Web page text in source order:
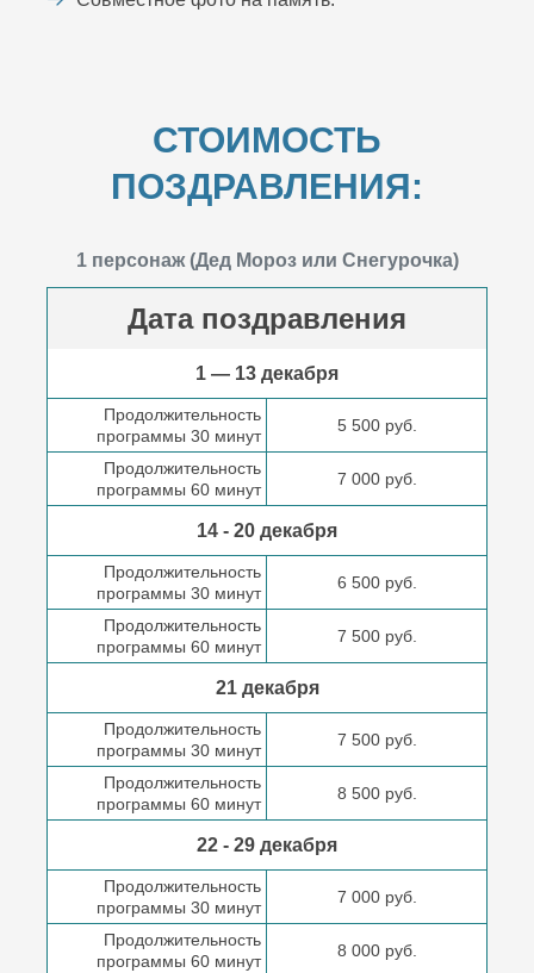
СТОИМОСТЬ
ПОЗДРАВЛЕНИЯ:
1 персонаж (Дед Мороз или Снегурочка)
Дата поздравления
1 — 13 декабря
Продолжительность
программы 30 минут
5 500 руб.
Продолжительность
программы 60 минут
7 000 руб.
14 - 20 декабря
Продолжительность
программы 30 минут
6 500 руб.
Продолжительность
программы 60 минут
7 500 руб.
21 декабря
Продолжительность
программы 30 минут
7 500 руб.
Продолжительность
программы 60 минут
8 500 руб.
22 - 29 декабря
Продолжительность
программы 30 минут
7 000 руб.
Продолжительность
программы 60 минут
8 000 руб.